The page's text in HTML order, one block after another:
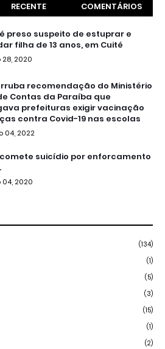
RECENTE COMENTÁRIOS
preso suspeito de estuprar e
filha de 13 anos, em Cuité
2020
recomendação do Ministério
Contas da Paraíba que
prefeituras exigir vacinação
contra Covid-19 nas escolas
04, 2022
suicídio por enforcamento
04, 2020
(134)
(1)
(5)
(3)
(15)
(1)
(2)